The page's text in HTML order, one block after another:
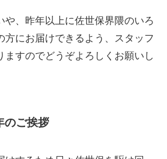
や、昨年以上に佐世保界隈のいろ
方にお届けできるよう、スタッフ
ますのでどうぞよろしくお願いし
のご挨拶